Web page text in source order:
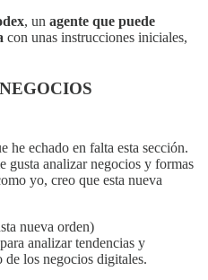
, un agente que puede
con unas instrucciones iniciales,
he echado en falta esta sección.
gusta analizar negocios y formas
yo, creo que esta nueva
nueva orden)
analizar tendencias y
los negocios digitales.